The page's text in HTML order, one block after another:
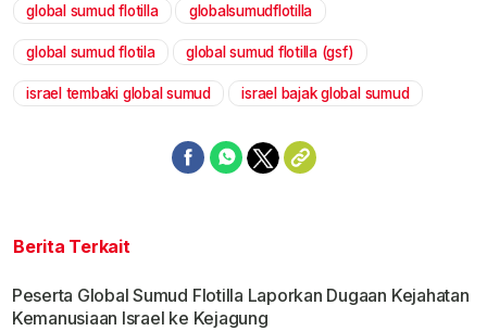
global sumud flotilla globalsumudflotilla
global sumud flotila global sumud flotilla (gsf)
israel tembaki global sumud israel bajak global sumud
Berita Terkait
Peserta Global Sumud Flotilla Laporkan Dugaan Kejahatan
Kemanusiaan Israel ke Kejagung